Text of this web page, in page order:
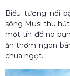
Biểu tượng nổi
sông Musi thu
một tín đồ no
ăn thơm ngon
chua ngọt.